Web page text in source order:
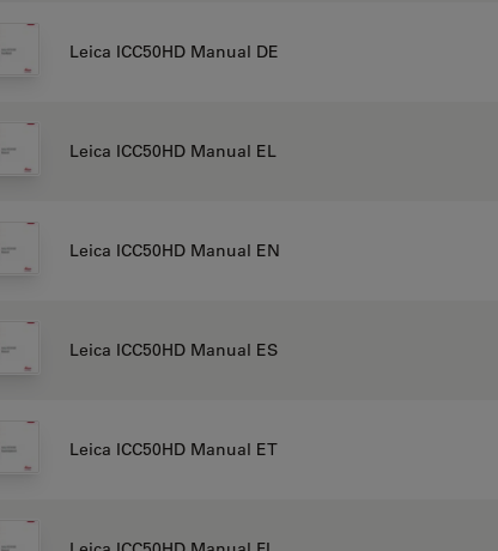
Leica ICC50HD Manual DE
Leica ICC50HD Manual EL
Leica ICC50HD Manual EN
Leica ICC50HD Manual ES
Leica ICC50HD Manual ET